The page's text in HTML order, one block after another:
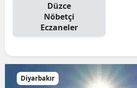
Düzce
Nöbetçi
Eczaneler
Diyarbakır